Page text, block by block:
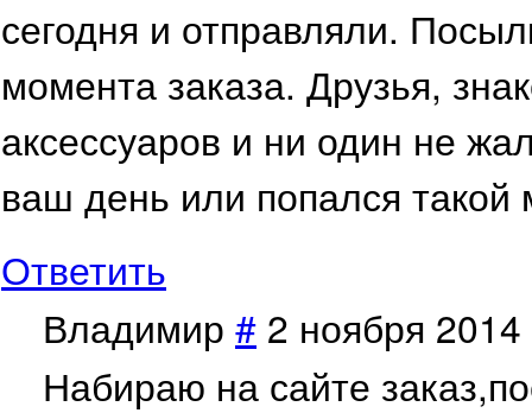
сегодня и отправляли.
момента заказа. Друзья,
аксессуаров и ни один не
ваш день или попался
Ответить
Владимир # 2 ноября
Набираю на сайте